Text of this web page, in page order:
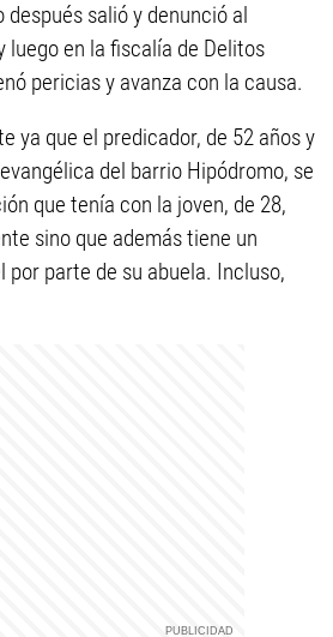
salió y denunció al
luego en la fiscalía de Delitos
pericias y avanza con la causa.
ya que el predicador, de 52 años y
del barrio Hipódromo, se
que tenía con la joven, de 28,
sino que además tiene un
parte de su abuela. Incluso,